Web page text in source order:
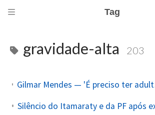
Tag
gravidade-alta 203